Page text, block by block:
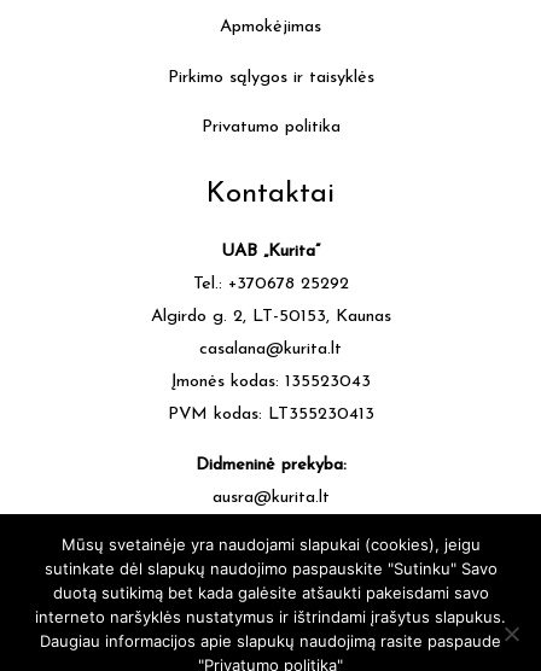
Apmokėjimas
Pirkimo sąlygos ir taisyklės
Privatumo politika
Kontaktai
UAB „Kurita”
Tel.: +370678 25292
Algirdo g. 2, LT-50153, Kaunas
casalana@kurita.lt
Įmonės kodas: 135523043
PVM kodas: LT355230413
Didmeninė prekyba:
ausra@kurita.lt
Mūsų svetainėje yra naudojami slapukai (cookies), jeigu
sutinkate dėl slapukų naudojimo paspauskite "Sutinku" Savo
duotą sutikimą bet kada galėsite atšaukti pakeisdami savo
interneto naršyklės nustatymus ir ištrindami įrašytus slapukus.
Daugiau informacijos apie slapukų naudojimą rasite paspaude
"Privatumo politika"